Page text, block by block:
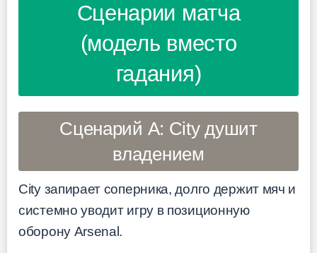
Сценарии матча
(модель вместо
гадания)
Сценарий A: City душит
владением
City запирает соперника, долго держит мяч и
системно уводит игру в позиционную
оборону Arsenal.